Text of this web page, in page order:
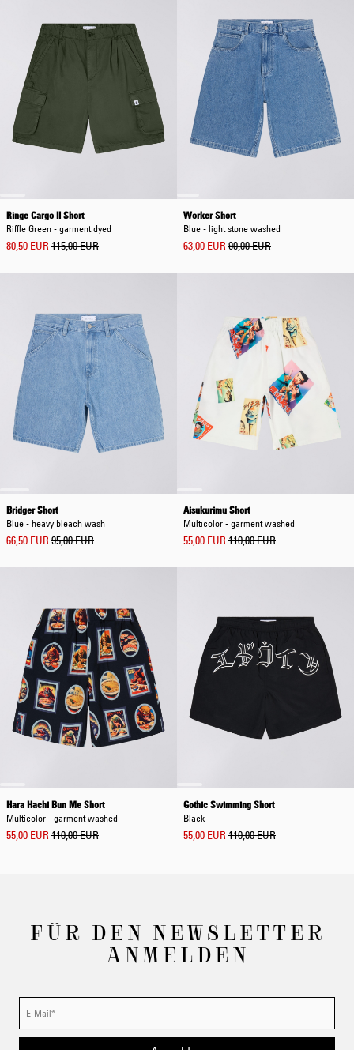
Ringe Cargo II Short
Riffle Green - garment dyed
80,50 EUR 115,00 EUR
Worker Short
Blue - light stone washed
63,00 EUR 90,00 EUR
Bridger Short
Blue - heavy bleach wash
66,50 EUR 95,00 EUR
Aisukurimu Short
Multicolor - garment washed
55,00 EUR 110,00 EUR
Hara Hachi Bun Me Short
Multicolor - garment washed
55,00 EUR 110,00 EUR
Gothic Swimming Short
Black
55,00 EUR 110,00 EUR
FÜR DEN NEWSLETTER
ANMELDEN